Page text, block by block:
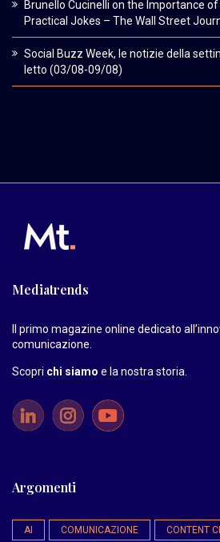
Brunello Cucinelli on the Importance
Practical Jokes – The Wall Street
Social Buzz Week, le notizie della
letto (03/08-09/08)
Mediatrends
Il primo magazine online dedicato
comunicazione.
Scopri chi siamo e la nostra storia
Argomenti
AI COMUNICAZIONE CONTENT